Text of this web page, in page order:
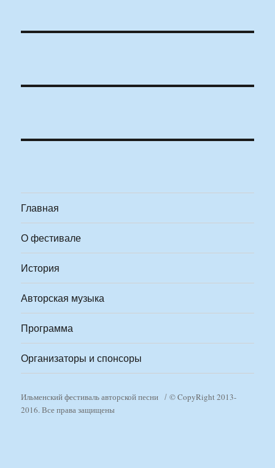
Главная
О фестивале
История
Авторская музыка
Программа
Организаторы и спонсоры
Ильменский фестиваль авторской песни
© CopyRight 2013-
2016. Все права защищены